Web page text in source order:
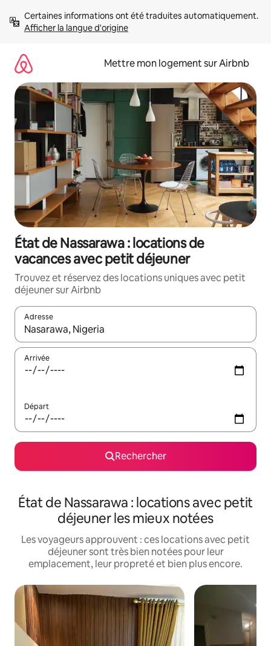
directement
Afficher la langue d'origine
Mettre mon logement sur Airbnb
État de Nassarawa : locations de
vacances avec petit déjeuner
Trouvez et réservez des locations uniques avec petit
déjeuner sur Airbnb
Adresse
Lorsque les résultats s'affichent, utilisez les flèches vers le
Arrivée
Départ
Rechercher
État de Nassarawa : locations avec petit
déjeuner les mieux notées
Les voyageurs approuvent : ces locations avec petit
déjeuner sont très bien notées pour leur
emplacement, leur propreté et bien plus encore.